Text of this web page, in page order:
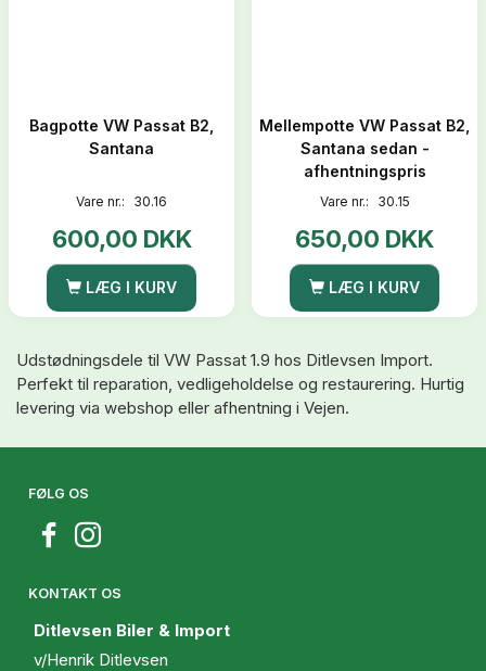
Bagpotte VW Passat B2,
Santana
Vare nr.: 30.16
600,00 DKK
LÆG I KURV
Mellempotte VW Passat B2,
Santana sedan -
afhentningspris
Vare nr.: 30.15
650,00 DKK
LÆG I KURV
Udstødningsdele til VW Passat 1.9 hos Ditlevsen Import.
Perfekt til reparation, vedligeholdelse og restaurering. Hurtig
levering via webshop eller afhentning i Vejen.
FØLG OS
KONTAKT OS
Ditlevsen Biler & Import
v/Henrik Ditlevsen